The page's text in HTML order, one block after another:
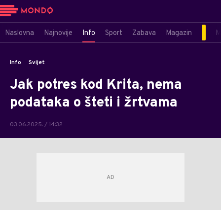
Naslovna Najnovije Info Sport Zabava Magazin
Info Svijet
Jak potres kod Krita, nema
podataka o šteti i žrtvama
03.06.2025. / 14:32